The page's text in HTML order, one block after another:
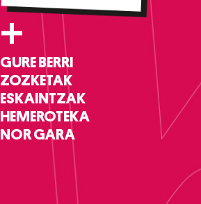
+
GURE BERRI
ZOZKETAK
ESKAINTZAK
HEMEROTEKA
NOR GARA